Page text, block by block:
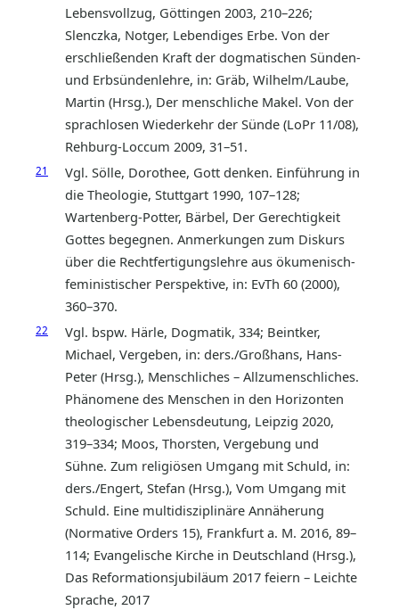
Lebensvollzug, Göttingen 2003, 210–226;
Slenczka, Notger, Lebendiges Erbe. Von der
erschließenden Kraft der dogmatischen Sünden-
und Erbsündenlehre, in: Gräb, Wilhelm/Laube,
Martin (Hrsg.), Der menschliche Makel. Von der
sprachlosen Wiederkehr der Sünde (LoPr 11/08),
Rehburg-Loccum 2009, 31–51.
21
Vgl. Sölle, Dorothee, Gott denken. Einführung in
die Theologie, Stuttgart 1990, 107–128;
Wartenberg-Potter, Bärbel, Der Gerechtigkeit
Gottes begegnen. Anmerkungen zum Diskurs
über die Rechtfertigungslehre aus ökumenisch-
feministischer Perspektive, in: EvTh 60 (2000),
360–370.
22
Vgl. bspw. Härle, Dogmatik, 334; Beintker,
Michael, Vergeben, in: ders./Großhans, Hans-
Peter (Hrsg.), Menschliches – Allzumenschliches.
Phänomene des Menschen in den Horizonten
theologischer Lebensdeutung, Leipzig 2020,
319–334; Moos, Thorsten, Vergebung und
Sühne. Zum religiösen Umgang mit Schuld, in:
ders./Engert, Stefan (Hrsg.), Vom Umgang mit
Schuld. Eine multidisziplinäre Annäherung
(Normative Orders 15), Frankfurt a. M. 2016, 89–
114; Evangelische Kirche in Deutschland (Hrsg.),
Das Reformationsjubiläum 2017 feiern – Leichte
Sprache, 2017